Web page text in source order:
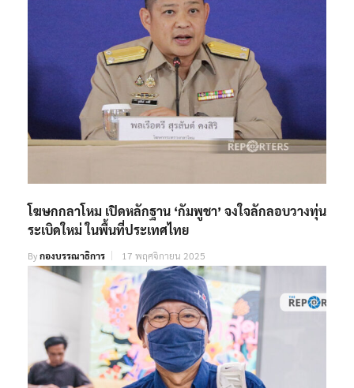
โฆษกกลาโหม เปิดหลักฐาน ‘กัมพูชา’ จงใจลักลอบวางทุ่น
ระเบิดใหม่ ในพื้นที่ประเทศไทย
Byกองบรรณาธิการ 17 พฤศจิกายน 2025